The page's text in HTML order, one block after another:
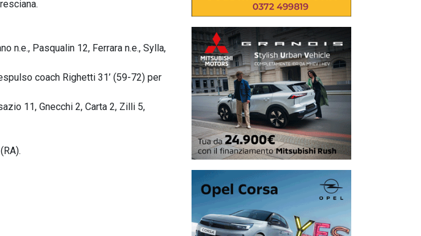
n.e., Pasqualin 12, Ferrara n.e., Sylla,
coach Righetti 31’ (59-72) per
11, Gnecchi 2, Carta 2, Zilli 5,